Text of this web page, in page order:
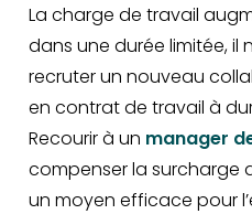
La charge de travail
dans une durée limitée, il
recruter un nouveau
en contrat de travail à
Recourir à un manager
compenser la surcharge
un moyen efficace pour